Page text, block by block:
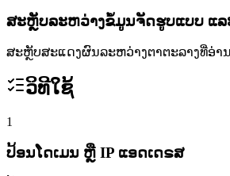
ສະຫຼັບລະຫວ່າງຂໍ້ມູນຈັດຮູບແບບ ແ
ສະຫຼັບສະແດງຜົນລະຫວ່າງຕາຕະລາງທີ່ອ່
ວິທີໃຊ້
1
ປ້ອນໂດເມນ ຫຼື IP ແອດເດຣສ